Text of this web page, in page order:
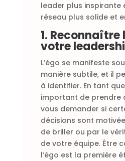
leader plus inspirante
réseau plus solide et
1. Reconnaître
votre
L’égo se manifeste
manière subtile, et il
à identifier. En tant
important de prendre
vous demander si
décisions sont
de briller ou par le
de votre équipe. Être
l’égo est la première